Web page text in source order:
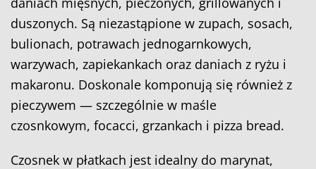
duszonych. Są niezastąpione w zupach, sosach,
bulionach, potrawach jednogarnkowych,
warzywach, zapiekankach oraz daniach z ryżu i
makaronu. Doskonale komponują się również z
pieczywem — szczególnie w maśle
czosnkowym, focacci, grzankach i pizza bread.
Czosnek w płatkach jest idealny do marynat,